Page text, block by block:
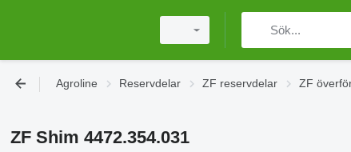
Agroline Reservdelar ZF reservdelar ZF
ZF Shim 4472.354.031